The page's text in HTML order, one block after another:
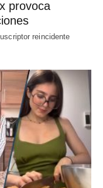
provoca
reincidente